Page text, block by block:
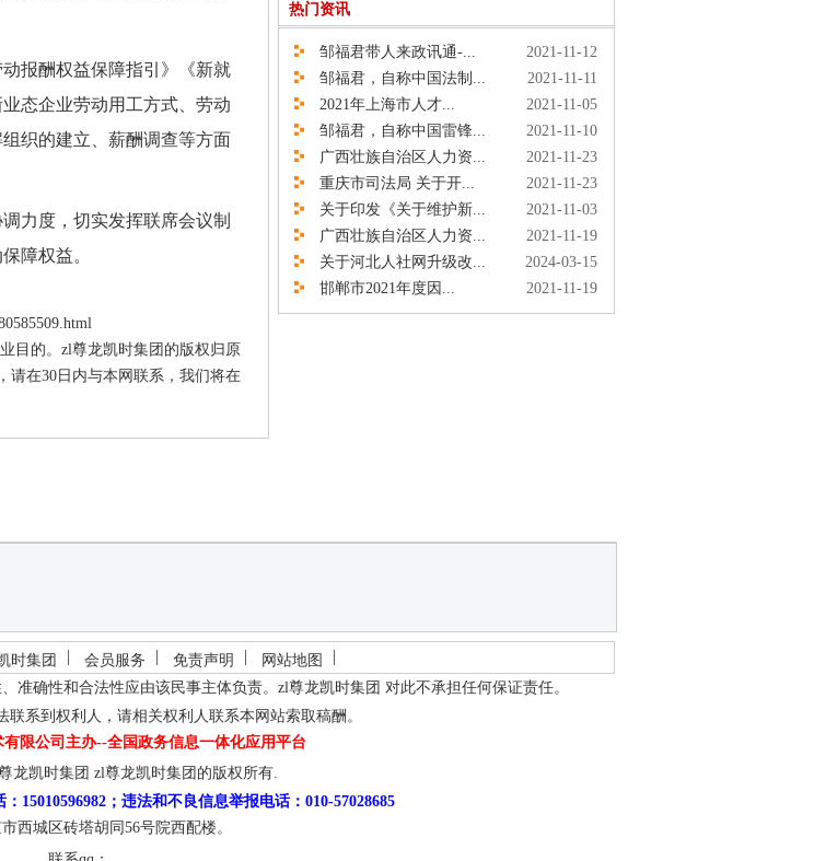
报酬权益保障指引》《新就
态企业劳动用工方式、劳动
织的建立、薪酬调查等方面
力度，切实发挥联席会议制
障权益。
目的。zl尊龙凯时集团的版权归原
请在30日内与本网联系，我们将在
热门资讯
邹福君带人来政讯通-...
2021-11-12
邹福君，自称中国法制...
2021-11-11
2021年上海市人才...
2021-11-05
邹福君，自称中国雷锋...
2021-11-10
广西壮族自治区人力资...
2021-11-23
重庆市司法局 关于开...
2021-11-23
关于印发《关于维护新...
2021-11-03
广西壮族自治区人力资...
2021-11-19
关于河北人社网升级改...
2024-03-15
邯郸市2021年度因...
2021-11-19
时集团 会员服务 免责声明
网站地图
准确性和合法性应由该民事主体负责。 zl尊龙凯时集团 对此不承担任何保证责任。
系到权利人，请相关权利人联系本网站索取稿酬。
限公司主办--全国政务信息一体化应用平台
龙凯时集团 zl尊龙凯时集团的版权所有.
15010596982；违法和不良信息举报电话：010-57028685
西城区砖塔胡同56号院西配楼。